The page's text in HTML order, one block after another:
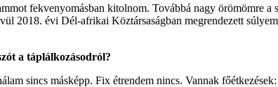
fekvenyomásban kitolnom. Továbbá nagy örömömre a
2018. évi Dél-afrikai Köztársaságban megrendezett
a táplálkozásodról?
sincs másképp. Fix étrendem nincs. Vannak